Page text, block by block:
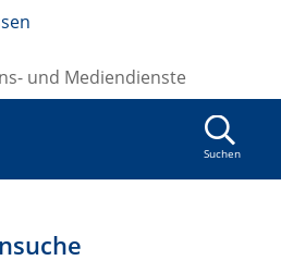
und Mediendienste
Suchen